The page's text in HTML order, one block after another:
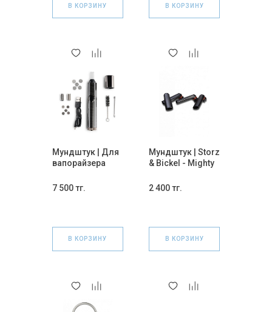
В КОРЗИНУ В КОРЗИНУ
Мундштук | Для
вапорайзера
7 500 тг.
В КОРЗИНУ
Мундштук | Storz
& Bickel - Mighty
Мундштук)
2 400 тг.
В КОРЗИНУ